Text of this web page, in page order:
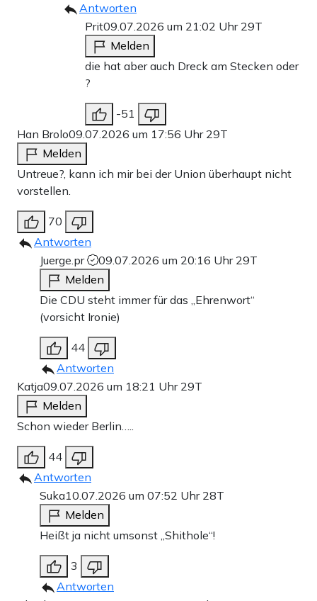
Antworten
Prit09.07.2026 um 21:02 Uhr 29T
Melden
die hat aber auch Dreck am Stecken oder
?
-51
Han Brolo09.07.2026 um 17:56 Uhr 29T
Melden
Untreue?, kann ich mir bei der Union überhaupt nicht
vorstellen.
70
Antworten
Juerge.pr
09.07.2026 um 20:16 Uhr 29T
Melden
Die CDU steht immer für das „Ehrenwort“
(vorsicht Ironie)
44
Antworten
Katja09.07.2026 um 18:21 Uhr 29T
Melden
Schon wieder Berlin…..
44
Antworten
Suka10.07.2026 um 07:52 Uhr 28T
Melden
Heißt ja nicht umsonst „Shithole“!
3
Antworten